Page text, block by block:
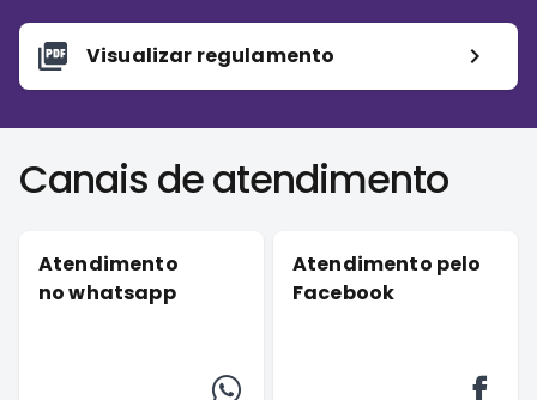
Visualizar regulamento
Canais de atendimento
Atendimento
no whatsapp
Atendimento pelo
Facebook